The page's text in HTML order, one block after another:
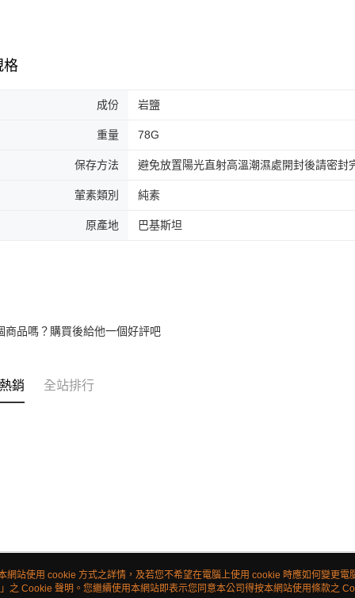
格
成份 岩鹽
重量 78G
保存方法 避免放置陽光直射高溫潮濕處開封後請密封
葷素類別 純素
原產地 巴基斯坦
商品嗎？購買後給他一個好評吧
銷 全站排行
關於我們 客服資訊
網站使用 cookie 方式之詳情，及若您不希望在電腦上使用 cookie 時應如何變更電
」之 Cookie 聲明。您繼續使用本網站即表示您同意本公司得按本網站使用條款之